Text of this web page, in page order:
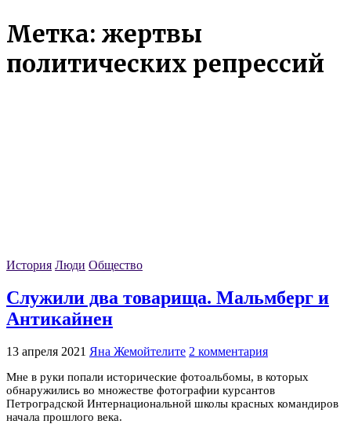
Метка: жертвы
политических репрессий
История Люди Общество
Служили два товарища. Мальмберг и
Антикайнен
13 апреля 2021 Яна Жемойтелите 2 комментария
Мне в руки попали исторические фотоальбомы, в которых
обнаружились во множестве фотографии курсантов
Петроградской Интернациональной школы красных командиров
начала прошлого века.